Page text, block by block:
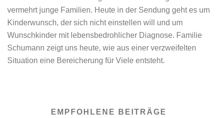
vermehrt junge Familien. Heute in der Sendung geht es um
Kinderwunsch, der sich nicht einstellen will und um
Wunschkinder mit lebensbedrohlicher Diagnose. Familie
Schumann zeigt uns heute, wie aus einer verzweifelten
Situation eine Bereicherung für Viele entsteht.
EMPFOHLENE BEITRÄGE